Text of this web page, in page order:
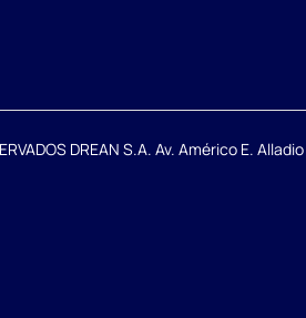
DREAN S.A. Av. Américo E.